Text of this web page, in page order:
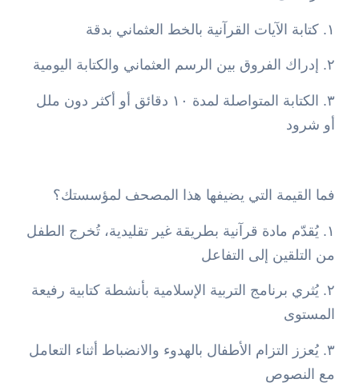
١. كتابة الآيات القرآنية بالخط العثماني بدقة
٢. إدراك الفروق بين الرسم العثماني والكتابة اليومية
٣. الكتابة المتواصلة لمدة ١٠ دقائق أو أكثر دون ملل
أو شرود
فما القيمة التي يضيفها هذا المصحف لمؤسستك؟
١. يُقدّم مادة قرآنية بطريقة غير تقليدية، تُخرج الطفل
من التلقين إلى التفاعل
٢. يُثري برنامج التربية الإسلامية بأنشطة كتابية رفيعة
المستوى
٣. يُعزز التزام الأطفال بالهدوء والانضباط أثناء التعامل
مع النصوص